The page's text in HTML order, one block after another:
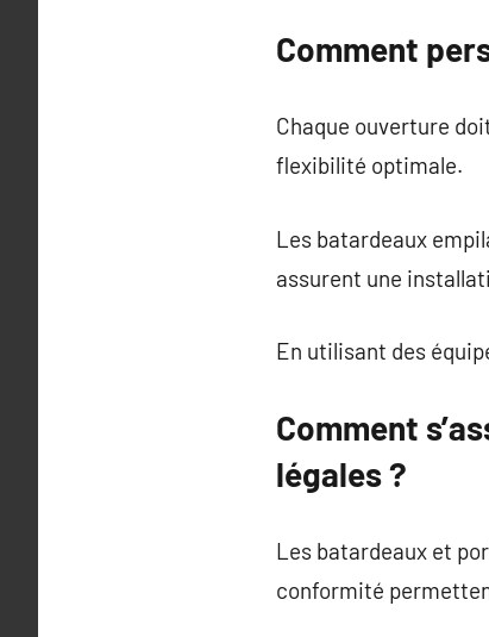
Comment
Chaque ouverture
flexibilité optimale.
Les batardeaux
assurent une
En utilisant des
Comment
légales ?
Les batardeaux et
conformité